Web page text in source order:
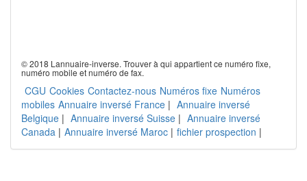
© 2018 Lannuaire-inverse. Trouver à qui appartient ce numéro fixe,
numéro mobile et numéro de fax.
CGU Cookies Contactez-nous Numéros fixe Numéros
mobiles Annuaire inversé France | Annuaire inversé
Belgique | Annuaire inversé Suisse | Annuaire inversé
Canada | Annuaire inversé Maroc | fichier prospection |